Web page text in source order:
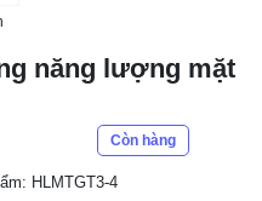
năng lượng mặt
Còn hàng
HLMTGT3-4